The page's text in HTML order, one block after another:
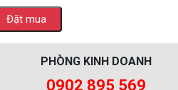
PHÒNG KINH DOANH
0902 895 569